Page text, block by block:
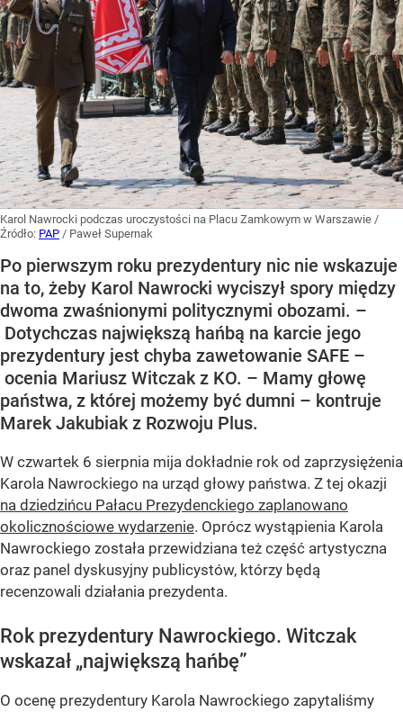
Karol Nawrocki podczas uroczystości na Placu Zamkowym w Warszawie /
Źródło: PAP / Paweł Supernak
Po pierwszym roku prezydentury nic nie wskazuje
na to, żeby Karol Nawrocki wyciszył spory między
dwoma zwaśnionymi politycznymi obozami. –
Dotychczas największą hańbą na karcie jego
prezydentury jest chyba zawetowanie SAFE –
ocenia Mariusz Witczak z KO. – Mamy głowę
państwa, z której możemy być dumni – kontruje
Marek Jakubiak z Rozwoju Plus.
W czwartek 6 sierpnia mija dokładnie rok od zaprzysiężenia
Karola Nawrockiego na urząd głowy państwa. Z tej okazji
na dziedzińcu Pałacu Prezydenckiego zaplanowano
okolicznościowe wydarzenie. Oprócz wystąpienia Karola
Nawrockiego została przewidziana też część artystyczna
oraz panel dyskusyjny publicystów, którzy będą
recenzowali działania prezydenta.
Rok prezydentury Nawrockiego. Witczak
wskazał „największą hańbę”
O ocenę prezydentury Karola Nawrockiego zapytaliśmy